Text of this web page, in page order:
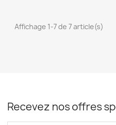
Affichage 1-7 de 7 article(s)
Recevez nos offres